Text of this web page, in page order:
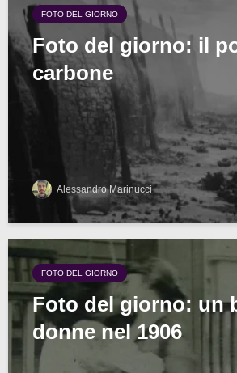
FOTO DEL GIORNO
Foto del giorno: il
carbone
Alessandro Marinucci
FOTO DEL GIORNO
Foto del giorno: un
donne nel 1906